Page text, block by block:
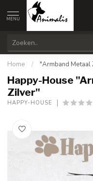
MENU
Home / "Armband Metaal
Happy-House
Zilver"
HAPPY-HOUSE